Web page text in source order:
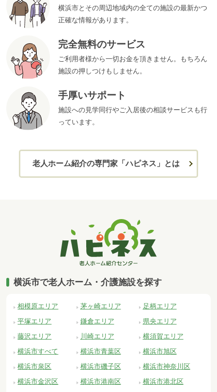
横浜市とその周辺地域内の全ての施設の最新かつ
正確な情報があります。
完全無料のサービス
ご利用者様から一切お金を頂きません。もちろん
施設の押しつけもしません。
手厚いサポート
施設への見学同行やご入居後の相談サービスも行
っています。
老人ホーム紹介の専門家「ハピネス」とは
横浜市で老人ホーム・介護施設を探す
相模原エリア 茅ヶ崎エリア
足柄エリア
平塚エリア
鎌倉エリア
県央エリア
藤沢エリア
川崎エリア
横須賀エリア
横浜市すべて
横浜市青葉区
横浜市旭区
横浜市泉区
横浜市磯子区
横浜市神奈川区
横浜市金沢区
横浜市港南区
横浜市港北区